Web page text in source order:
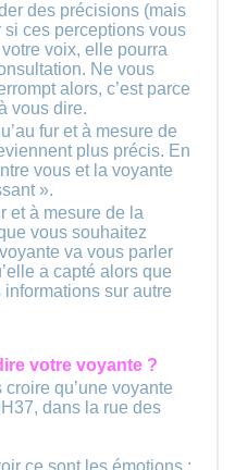
des précisions (mais
si ces perceptions vous
voix, elle pourra
Ne vous
alors, c’est parce
vous dire.
fur et à mesure de
plus précis. En
vous et la voyante
».
et à mesure de la
vous souhaitez
va vous parler
a capté alors que
sur autre
votre voyante ?
qu’une voyante
dans la rue des
ce sont les émotions :